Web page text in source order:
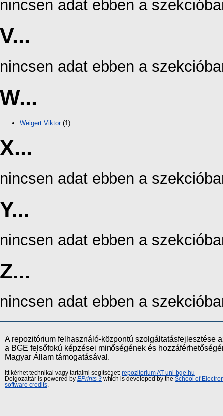
nincsen adat ebben a
V...
nincsen adat ebben a
W...
Weigert Viktor(1)
X...
nincsen adat ebben a
Y...
nincsen adat ebben a
Z...
nincsen adat ebben a
A repozitórium felhasználó-központú szolgáltatásfejlesztése
a BGE felsőfokú képzései minőségének és
Magyar Állam támogatásával.
Itt kérhet technikai vagy tartalmi segítséget: repozitorium AT uni-bge.hu
Dolgozattár is powered by EPrints 3 which is developed by the School of
software credits